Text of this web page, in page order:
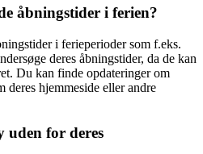
åbningstider i ferien?
i ferieperioder som f.eks.
deres åbningstider, da de kan
Du kan finde opdateringer om
deres hjemmeside eller andre
uden for deres